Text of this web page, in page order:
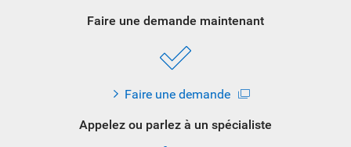
Faire une demande maintenant
Faire une demande
Appelez ou parlez à un spécialiste